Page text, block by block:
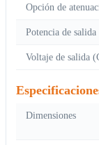
Opción de
Potencia de salida
Voltaje de salida
Dimensiones